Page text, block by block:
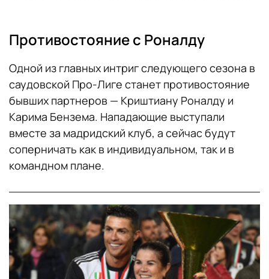
Противостояние с Роналду
Одной из главных интриг следующего сезона в
саудовской Про-Лиге станет противостояние
бывших партнеров — Криштиану Роналду и
Карима Бензема. Нападающие выступали
вместе за мадридский клуб, а сейчас будут
соперничать как в индивидуальном, так и в
командном плане.